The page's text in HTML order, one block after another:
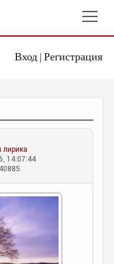
Вход| Регистрация
14:07:44